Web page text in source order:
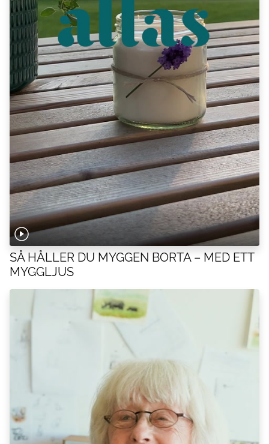
SÅ HÅLLER DU MYGGEN BORTA – MED ETT
MYGGLJUS